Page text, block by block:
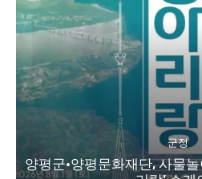
군정
양평군·양평문화재단, 사물